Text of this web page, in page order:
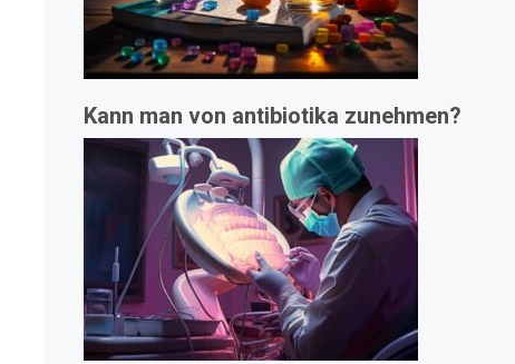
Kann man von antibiotika zunehmen?